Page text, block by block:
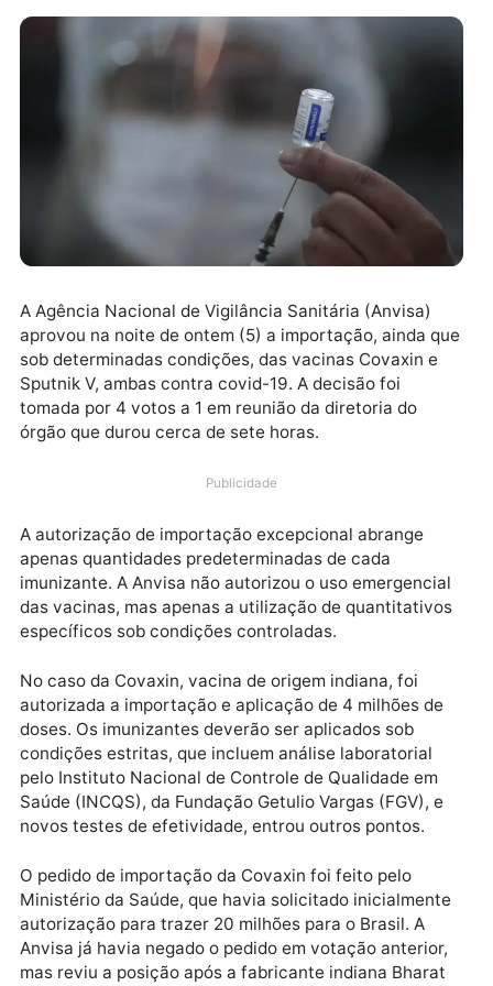
A Agência Nacional de Vigilância Sanitária (Anvisa)
aprovou na noite de ontem (5) a importação, ainda
Sputnik V, ambas contra covid-19. A decisão foi
órgão que durou cerca de sete horas.
Publicidade
A autorização de importação excepcional abrange
apenas quantidades predeterminadas de cada
imunizante. A Anvisa não autorizou o uso
das vacinas, mas apenas a utilização de
específicos sob condições controladas.
No caso da Covaxin, vacina de origem indiana, foi
autorizada a importação e aplicação de 4 milhões de
doses. Os imunizantes deverão ser aplicados sob
condições estritas, que incluem análise laboratorial
pelo Instituto Nacional de Controle de Qualidade em
Saúde (INCQS), da Fundação Getulio Vargas (FGV), e
novos testes de efetividade, entrou outros pontos.